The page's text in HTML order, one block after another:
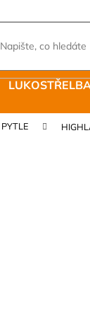
Co
LAKEN LÁHEV